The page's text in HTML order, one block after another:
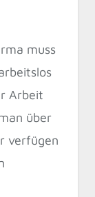
muss
Arbeit
über
verfügen